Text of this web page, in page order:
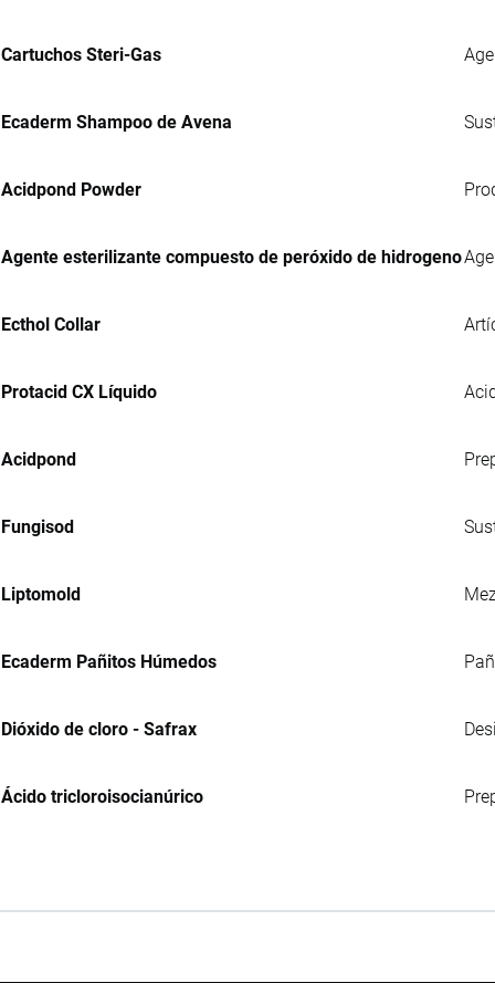
Cartuchos Steri-Gas
Ecaderm Shampoo de Avena
Acidpond Powder
Agente esterilizante compuesto de peróxido de hidrogeno
Ecthol Collar
Protacid CX Líquido
Acidpond
Fungisod
Liptomold
Ecaderm Pañitos Húmedos
Dióxido de cloro - Safrax
Ácido tricloroisocianúrico